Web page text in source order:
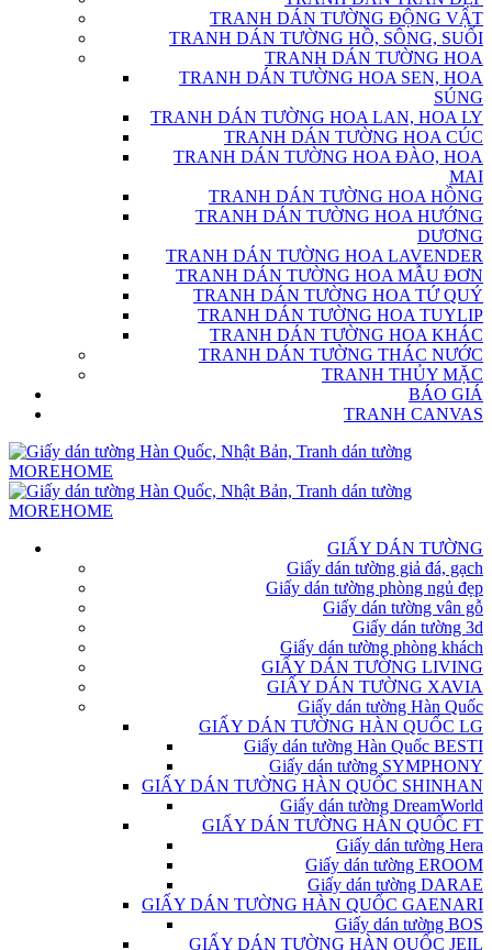
TRANH DÁN TƯỜNG ĐỘNG VẬT
TRANH DÁN TƯỜNG HỒ, SÔNG, SUỐI
TRANH DÁN TƯỜNG HOA
TRANH DÁN TƯỜNG HOA SEN, HOA
SÚNG
TRANH DÁN TƯỜNG HOA LAN, HOA LY
TRANH DÁN TƯỜNG HOA CÚC
TRANH DÁN TƯỜNG HOA ĐÀO, HOA
MAI
TRANH DÁN TƯỜNG HOA HỒNG
TRANH DÁN TƯỜNG HOA HƯỚNG
DƯƠNG
TRANH DÁN TƯỜNG HOA LAVENDER
TRANH DÁN TƯỜNG HOA MẪU ĐƠN
TRANH DÁN TƯỜNG HOA TỨ QUÝ
TRANH DÁN TƯỜNG HOA TUYLIP
TRANH DÁN TƯỜNG HOA KHÁC
TRANH DÁN TƯỜNG THÁC NƯỚC
TRANH THỦY MẶC
BÁO GIÁ
TRANH CANVAS
GIẤY DÁN TƯỜNG
Giấy dán tường giả đá, gạch
Giấy dán tường phòng ngủ đẹp
Giấy dán tường vân gỗ
Giấy dán tường 3d
Giấy dán tường phòng khách
GIẤY DÁN TƯỜNG LIVING
GIẤY DÁN TƯỜNG XAVIA
Giấy dán tường Hàn Quốc
GIẤY DÁN TƯỜNG HÀN QUỐC LG
Giấy dán tường Hàn Quốc BESTI
Giấy dán tường SYMPHONY
GIẤY DÁN TƯỜNG HÀN QUỐC SHINHAN
Giấy dán tường DreamWorld
GIẤY DÁN TƯỜNG HÀN QUỐC FT
Giấy dán tường Hera
Giấy dán tường EROOM
Giấy dán tường DARAE
GIẤY DÁN TƯỜNG HÀN QUỐC GAENARI
Giấy dán tường BOS
GIẤY DÁN TƯỜNG HÀN QUỐC JEIL